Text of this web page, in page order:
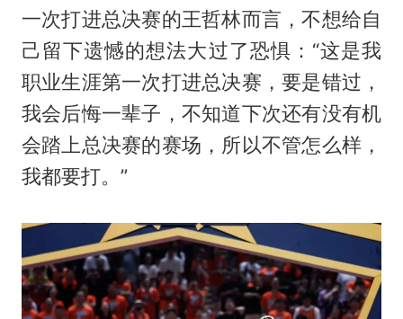
一次打进总决赛的王哲林而言，不想给自
己留下遗憾的想法大过了恐惧：“这是我
职业生涯第一次打进总决赛，要是错过，
我会后悔一辈子，不知道下次还有没有机
会踏上总决赛的赛场，所以不管怎么样，
我都要打。”